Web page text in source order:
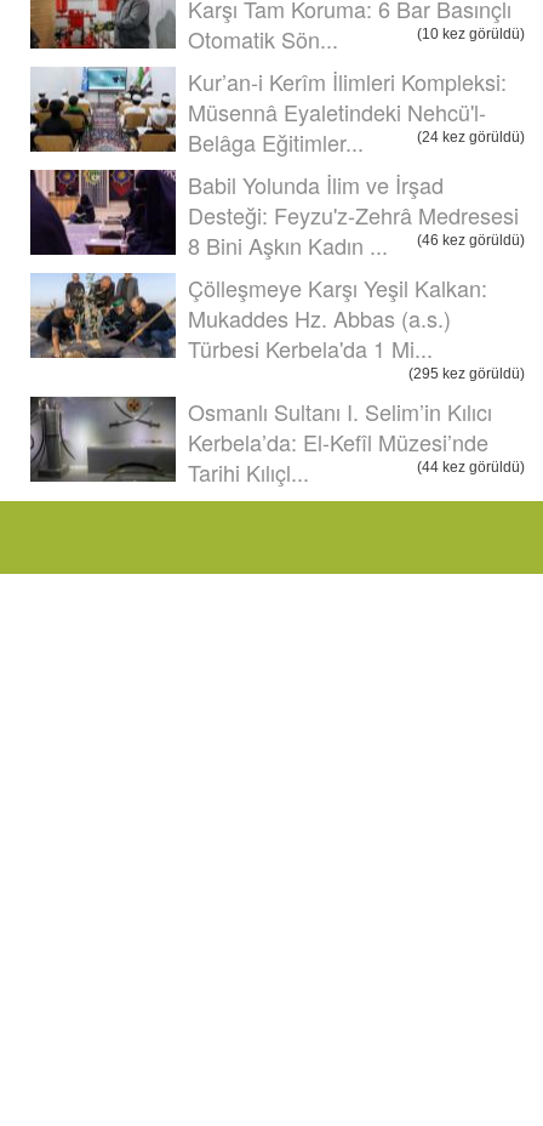
Karşı Tam Koruma: 6 Bar Basınçlı
Otomatik Sön...
(10 kez görüldü)
Kur’an-i Kerîm İlimleri Kompleksi:
Müsennâ Eyaletindeki Nehcü'l-
Belâga Eğitimler...
(24 kez görüldü)
Babil Yolunda İlim ve İrşad
Desteği: Feyzu'z-Zehrâ Medresesi
8 Bini Aşkın Kadın ...
(46 kez görüldü)
Çölleşmeye Karşı Yeşil Kalkan:
Mukaddes Hz. Abbas (a.s.)
Türbesi Kerbela'da 1 Mi...
(295 kez görüldü)
Osmanlı Sultanı I. Selim’in Kılıcı
Kerbela’da: El-Kefîl Müzesi’nde
Tarihi Kılıçl...
(44 kez görüldü)